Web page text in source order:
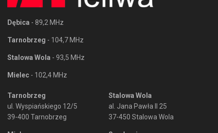
Dębica - 89,2 MHz
Tarnobrzeg - 104,7 MHz
Stalowa Wola - 93,5 MHz
Mielec - 102,4 MHz
Tarnobrzeg
ul. Wyspiańskiego 12/5
39-400 Tarnobrzeg
Stalowa Wola
al. Jana Pawła II 25
37-450 Stalowa Wola